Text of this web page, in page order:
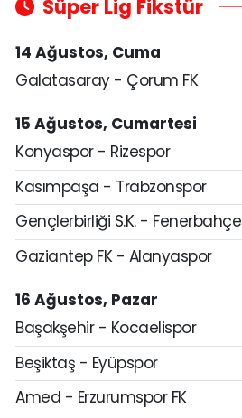
Süper Lig Fikstür
14 Ağustos, Cuma
Galatasaray - Çorum FK
15 Ağustos, Cumartesi
Konyaspor - Rizespor
Kasımpaşa - Trabzonspor
Gençlerbirliği S.K. - Fenerbahçe
Gaziantep FK - Alanyaspor
16 Ağustos, Pazar
Başakşehir - Kocaelispor
Beşiktaş - Eyüpspor
Amed - Erzurumspor FK